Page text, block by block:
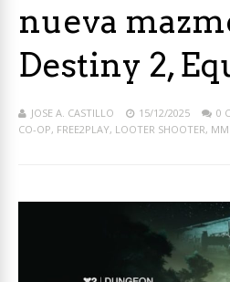
nueva
Destiny 2,
JOSE A. CASTILLO 15/12/2025 0
CO-OP, FREE2PLAY, LOOTER SHOOTER,